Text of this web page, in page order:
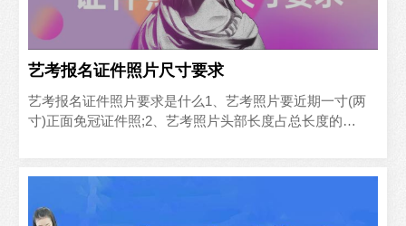
艺考报名证件照片尺寸要求
‍艺考报名证件照片要求是什么1、艺考照片要近期一寸(两
寸)正面免冠证件照;2、艺考照片头部长度占总长度的